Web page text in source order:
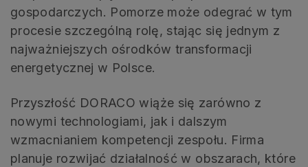
gospodarczych. Pomorze może odegrać w tym
procesie szczególną rolę, stając się jednym z
najważniejszych ośrodków transformacji
energetycznej w Polsce.
Przyszłość DORACO wiąże się zarówno z
nowymi technologiami, jak i dalszym
wzmacnianiem kompetencji zespołu. Firma
planuje rozwijać działalność w obszarach, które